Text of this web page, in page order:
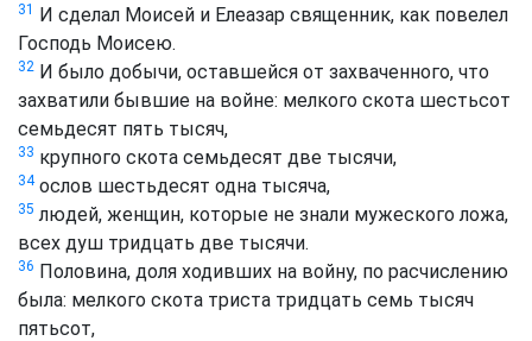
31 И сделал Моисей и Елеазар священник, как повелел
Господь Моисею.
32 И было добычи, оставшейся от захваченного, что
захватили бывшие на войне: мелкого скота шестьсот
семьдесят пять тысяч,
33 крупного скота семьдесят две тысячи,
34ослов шестьдесят одна тысяча,
35 людей, женщин, которые не знали мужеского ложа,
всех душ тридцать две тысячи.
36 Половина, доля ходивших на войну, по расчислению
была: мелкого скота триста тридцать семь тысяч
пятьсот,